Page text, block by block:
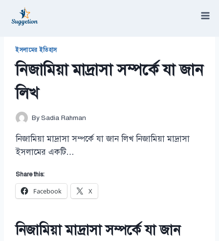
ইসলামের ইতিহাস
নিজামিয়া মাদ্রাসা সম্পর্কে যা জান
লিখ
BySadia Rahman
নিজামিয়া মাদ্রাসা সম্পর্কে যা জান লিখ নিজামিয়া মাদ্রাসা
ইসলামের একটি…
Share this:
Facebook X
নিজামিয়া মাদ্রাসা সম্পর্কে যা জান